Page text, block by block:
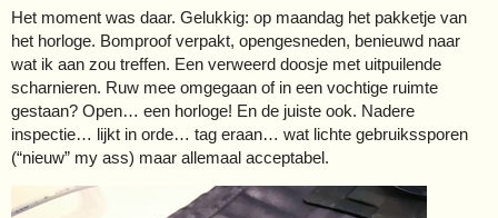
Het moment was daar. Gelukkig: op maandag het pakketje van
het horloge. Bomproof verpakt, opengesneden, benieuwd naar
wat ik aan zou treffen. Een verweerd doosje met uitpuilende
scharnieren. Ruw mee omgegaan of in een vochtige ruimte
gestaan? Open… een horloge! En de juiste ook. Nadere
inspectie… lijkt in orde… tag eraan… wat lichte gebruikssporen
(“nieuw” my ass) maar allemaal acceptabel.